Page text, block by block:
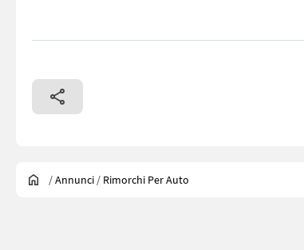
/Annunci / Rimorchi Per Auto